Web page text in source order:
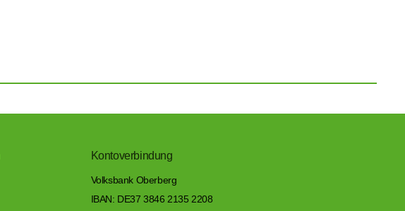
Kontoverbindung
Volksbank Oberberg
IBAN: DE37 3846 2135 2208